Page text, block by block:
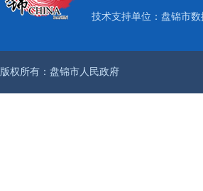
技术支持单位：盘锦市
版权所有：盘锦市人民政府